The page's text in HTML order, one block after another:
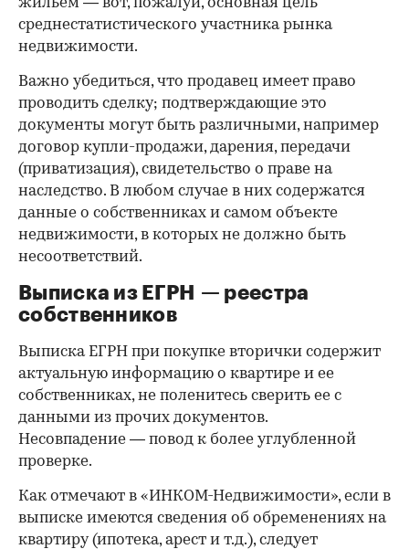
среднестатистического участника рынка
недвижимости.
Важно убедиться, что продавец имеет право
проводить сделку; подтверждающие это
документы могут быть различными, например
договор купли-продажи, дарения, передачи
(приватизация), свидетельство о праве на
наследство. В любом случае в них содержатся
данные о собственниках и самом объекте
недвижимости, в которых не должно быть
несоответствий.
Выписка из ЕГРН — реестра
собственников
Выписка ЕГРН при покупке вторички содержит
актуальную информацию о квартире и ее
собственниках, не поленитесь сверить ее с
данными из прочих документов.
Несовпадение — повод к более углубленной
проверке.
Как отмечают в «ИНКОМ-Недвижимости», если в
выписке имеются сведения об обременениях на
квартиру (ипотека, арест и т.д.), следует